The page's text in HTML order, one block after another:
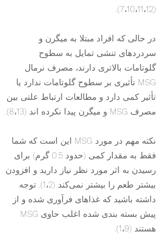
(7،10،11،12).
در حالی که افراد مبتلا به میگرن و
سردردهای تنشی تمایل به سطوح
گلوتامات بالاتری دارند، مصرف نرمال
MSG تأثیری بر سطوح گلوتامات ندارد یا
تأثیر کمی دارد و مطالعات ارتباط علتی بین
مصرف MSG و میگرن پیدا نکرده اند (8،13).
نکته مهم در مورد MSG این است که شما
فقط به مقدار کمی (حدود 0.5 گرم) برای
رسیدن به اثر مورد نظر نیاز دارید و افزودن
بیشتر طعم را بیشتر نمی‌کند (1،2). توجه
داشته باشید که غذاهای فرآوری شده و از
پیش بسته بندی شده اغلب حاوی MSG
هستند (1،9).